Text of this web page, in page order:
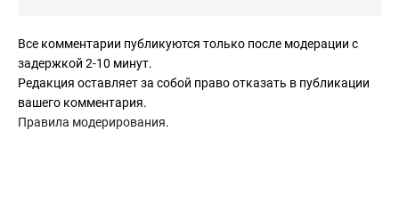
Все комментарии публикуются только после модерации с
задержкой 2-10 минут.
Редакция оставляет за собой право отказать в публикации
вашего комментария.
Правила модерирования.